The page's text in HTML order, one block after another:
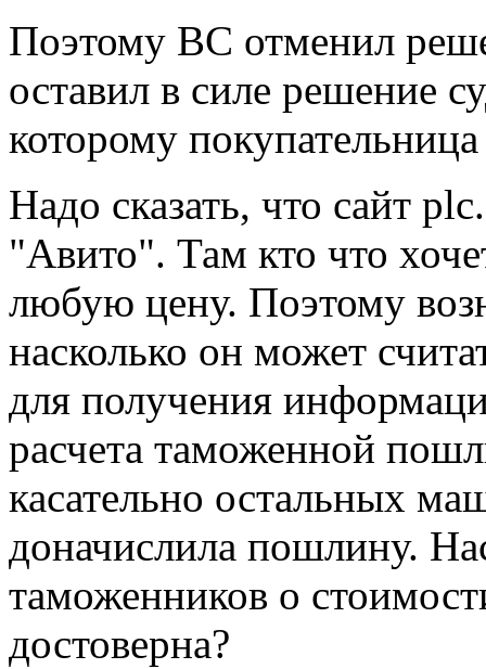
Поэтому ВС отменил
оставил в силе решение
которому
Надо сказать, что сайт
"Авито". Там кто что
любую цену. Поэтому
насколько он может
для получения
расчета таможенной
касательно остальных
доначислила пошлину.
таможенников о
достоверна?